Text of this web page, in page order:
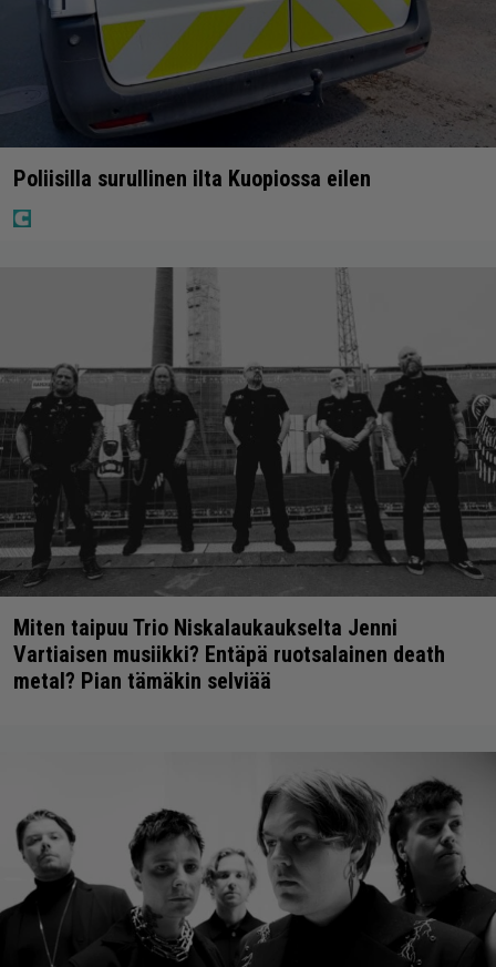
Poliisilla surullinen ilta Kuopiossa eilen
Miten taipuu Trio Niskalaukaukselta Jenni
Vartiaisen musiikki? Entäpä ruotsalainen death
metal? Pian tämäkin selviää